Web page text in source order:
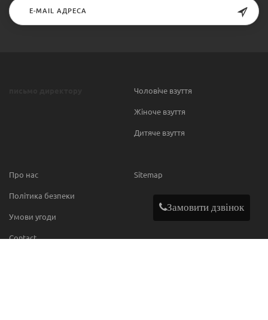
Чоловіче взуття
Жіноче взуття
Дитяче взуття
Про нас
Політика безпеки
Умови угоди
Contact
Sitemap
Замовити дзвінок